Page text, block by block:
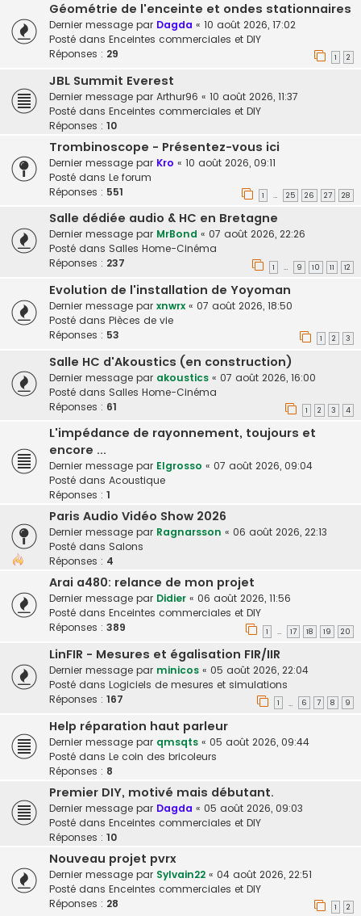
Géométrie de l'enceinte et ondes stationnaires
Dernier message par Dagda « 10 août 2026, 17:02
Posté dans Enceintes commerciales et DIY
Réponses : 29 1 2
JBL Summit Everest
Dernier message par Arthur96 « 10 août 2026, 11:37
Posté dans Enceintes commerciales et DIY
Réponses : 10
Trombinoscope - Présentez-vous ici
Dernier message par Kro « 10 août 2026, 09:11
Posté dans Le forum
Réponses : 551 1 … 25 26 27 28
Salle dédiée audio & HC en Bretagne
Dernier message par MrBond « 07 août 2026, 22:26
Posté dans Salles Home-Cinéma
Réponses : 237 1 … 9 10 11 12
Evolution de l'installation de Yoyoman
Dernier message par xnwrx « 07 août 2026, 18:50
Posté dans Pièces de vie
Réponses : 53 1 2 3
Salle HC d'Akoustics (en construction)
Dernier message par akoustics « 07 août 2026, 16:00
Posté dans Salles Home-Cinéma
Réponses : 61 1 2 3 4
L'impédance de rayonnement, toujours et
encore ...
Dernier message par Elgrosso « 07 août 2026, 09:04
Posté dans Acoustique
Réponses : 1
Paris Audio Vidéo Show 2026
Dernier message par Ragnarsson « 06 août 2026, 22:13
Posté dans Salons
Réponses : 4
Arai a480: relance de mon projet
Dernier message par Didier « 06 août 2026, 11:56
Posté dans Enceintes commerciales et DIY
Réponses : 389 1 … 17 18 19 20
LinFIR - Mesures et égalisation FIR/IIR
Dernier message par minicos « 05 août 2026, 22:04
Posté dans Logiciels de mesures et simulations
Réponses : 167 1 … 6 7 8 9
Help réparation haut parleur
Dernier message par qmsqts « 05 août 2026, 09:44
Posté dans Le coin des bricoleurs
Réponses : 8
Premier DIY, motivé mais débutant.
Dernier message par Dagda « 05 août 2026, 09:03
Posté dans Enceintes commerciales et DIY
Réponses : 10
Nouveau projet pvrx
Dernier message par Sylvain22 « 04 août 2026, 22:51
Posté dans Enceintes commerciales et DIY
Réponses : 28 1 2